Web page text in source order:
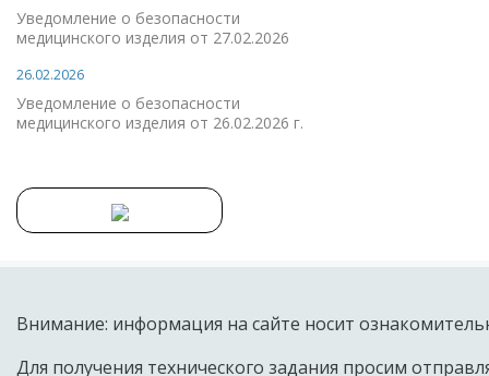
Уведомление о безопасности
медицинского изделия от 27.02.2026
26.02.2026
Уведомление о безопасности
медицинского изделия от 26.02.2026 г.
Внимание: информация на сайте носит
Для получения технического задания просим